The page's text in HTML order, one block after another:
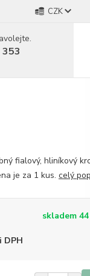
CZK
fialový, hliníkový
je za 1 kus. celý
skladem
DPH